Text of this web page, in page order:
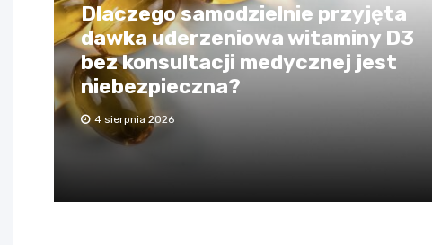
Dlaczego samodzielnie przyjęta
dawka uderzeniowa witaminy D3
bez konsultacji medycznej jest
niebezpieczna?
4 sierpnia 2026